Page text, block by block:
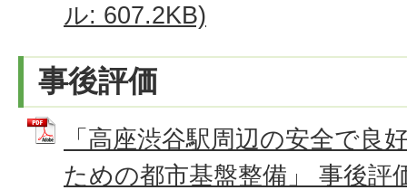
ル: 607.2KB)
事後評価
「高座渋谷駅周辺の安全で良
ための都市基盤整備」 事後評